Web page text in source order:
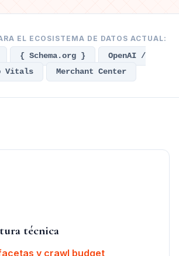
EL ECOSISTEMA DE DATOS ACTUAL:
{ Schema.org }
OpenAI /
Vitals Merchant Center
técnica
y crawl budget